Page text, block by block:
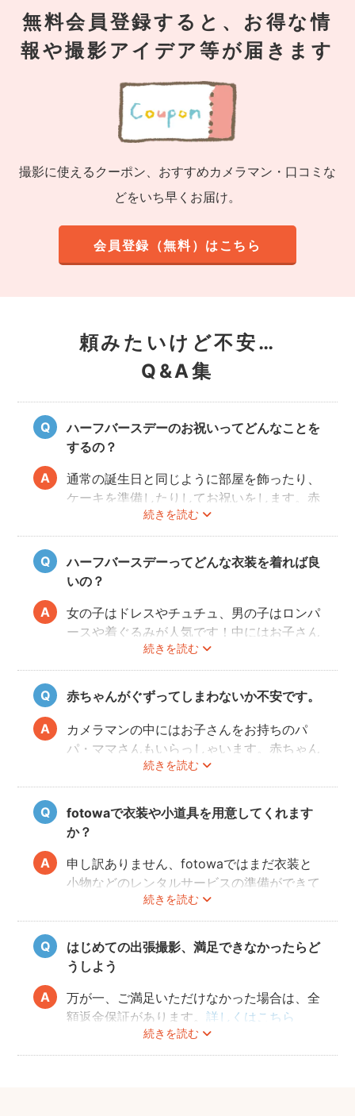
無料会員登録すると、お得な情
報や撮影アイデア等が届きます
撮影に使えるクーポン、おすすめカメラマン・口コミな
どをいち早くお届け。
会員登録（無料）はこちら
頼みたいけど不安…
Q&A集
ハーフバースデーのお祝いってどんなことを
するの？
続きを読む
通常の誕生日と同じように部屋を飾ったり、
ケーキを準備したりしてお祝いをします。赤
ちゃんはケーキが食べられないため、最近で
はケーキに見立てた離乳食なども人気です。
また、ご自宅で撮影の場合、お部屋の一角を
写真映えするように飾りつけるとよりおしゃ
ハーフバースデーってどんな衣装を着れば良
いの？
続きを読む
女の子はドレスやチュチュ、男の子はロンパ
ースや着ぐるみが人気です！中にはお子さん
の成長を感じられるように、あえて1歳児が
着るくらいの大きめのお洋服で撮影する方も
いらっしゃいます。
また、クラウンやヘアバンドなど飾りがある
とより記念日感が出るのでおすすめですよ。
赤ちゃんがぐずってしまわないか不安です。
続きを読む
カメラマンの中にはお子さんをお持ちのパ
パ・ママさんもいらっしゃいます。赤ちゃん
のあやし方も上手なので、写真撮影が不安の
方は、ぜひカメラマンにご相談してみてくだ
さいね。
fotowaで衣装や小道具を用意してくれます
か？
続きを読む
申し訳ありません、fotowaではまだ衣装と
小物などのレンタルサービスの準備ができて
おりませんので、お客様ご自身にご用意をお
願いしております。
はじめての出張撮影、満足できなかったらど
うしよう
続きを読む
万が一、ご満足いただけなかった場合は、全
額返金保証があります。詳しくはこちら